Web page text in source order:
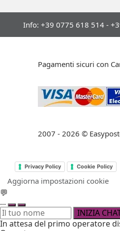
Info: +39 0775 618 514 -
Pagamenti sicuri con
2007 - 2026 ©
Privacy Policy Cookie Policy
Aggiorna impostazioni cookie
💬
...
INIZIA
In attesa del primo operatore